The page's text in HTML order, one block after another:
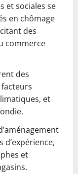
et sociales se
en chômage
des
commerce
des
et
et